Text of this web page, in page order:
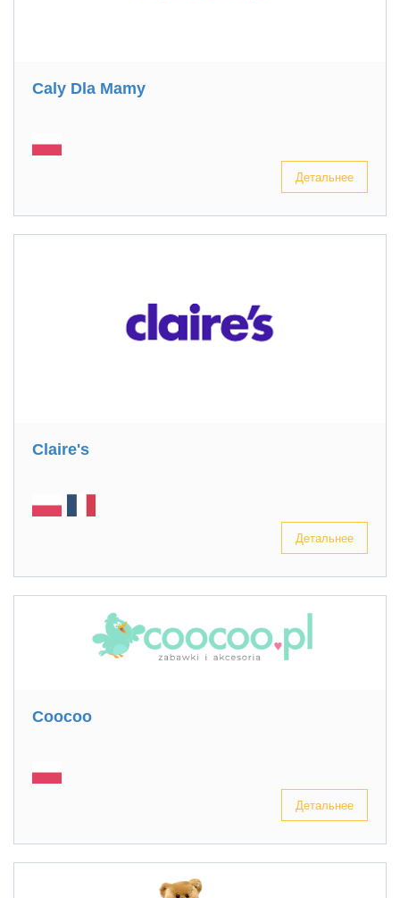
Caly Dla Mamy
Детальнее
Claire's
Детальнее
Coocoo
Детальнее